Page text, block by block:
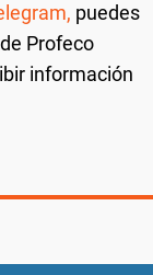
puedes
Profeco
información